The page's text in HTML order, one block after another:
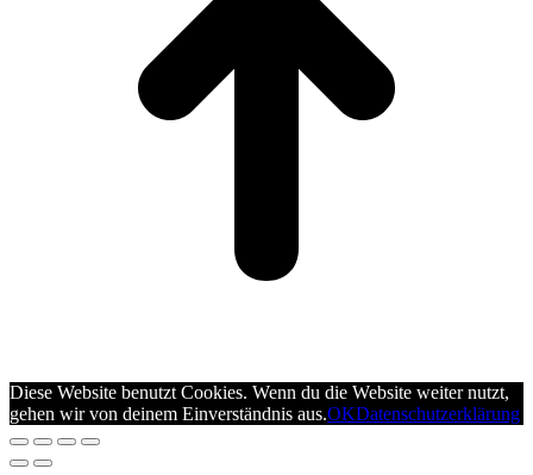
Diese Website benutzt Cookies. Wenn du die Website weiter nutzt,
gehen wir von deinem Einverständnis aus.OKDatenschutzerklärung